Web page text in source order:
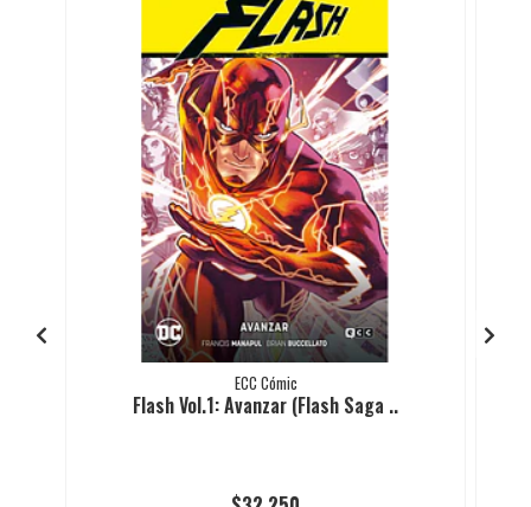
ECC Cómic
Flash Vol.1: Avanzar (Flash Saga ..